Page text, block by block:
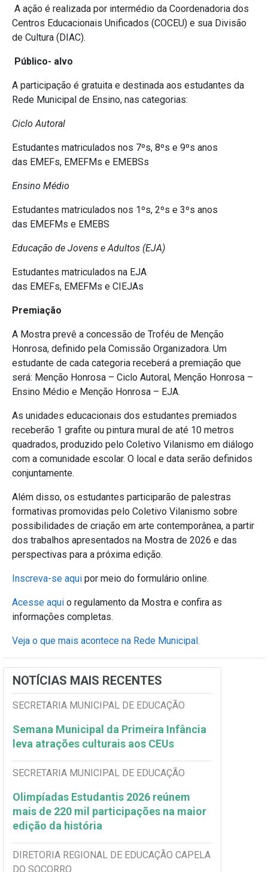
A ação é realizada por intermédio da Coordenadoria dos
Centros Educacionais Unificados (COCEU) e sua Divisão
de Cultura (DIAC).
Público- alvo
A participação é gratuita e destinada aos estudantes da
Rede Municipal de Ensino, nas categorias:
Ciclo Autoral
Estudantes matriculados nos 7ºs, 8ºs e 9ºs anos
das EMEFs, EMEFMs e EMEBSs
Ensino Médio
Estudantes matriculados nos 1ºs, 2ºs e 3ºs anos
das EMEFMs e EMEBS
Educação de Jovens e Adultos (EJA)
Estudantes matriculados na EJA
das EMEFs, EMEFMs e CIEJAs
Premiação
A Mostra prevê a concessão de Troféu de Menção
Honrosa, definido pela Comissão Organizadora. Um
estudante de cada categoria receberá a premiação que
será: Menção Honrosa – Ciclo Autoral, Menção Honrosa –
Ensino Médio e Menção Honrosa – EJA.
As unidades educacionais dos estudantes premiados
receberão 1 grafite ou pintura mural de até 10 metros
quadrados, produzido pelo Coletivo Vilanismo em diálogo
com a comunidade escolar. O local e data serão definidos
conjuntamente.
Além disso, os estudantes participarão de palestras
formativas promovidas pelo Coletivo Vilanismo sobre
possibilidades de criação em arte contemporânea, a partir
dos trabalhos apresentados na Mostra de 2026 e das
perspectivas para a próxima edição.
Inscreva-se aqui por meio do formulário online.
Acesse aqui o regulamento da Mostra e confira as
informações completas.
Veja o que mais acontece na Rede Municipal.
NOTÍCIAS MAIS RECENTES
SECRETARIA MUNICIPAL DE EDUCAÇÃO
Semana Municipal da Primeira Infância
leva atrações culturais aos CEUs
SECRETARIA MUNICIPAL DE EDUCAÇÃO
Olimpíadas Estudantis 2026 reúnem
mais de 220 mil participações na maior
edição da história
DIRETORIA REGIONAL DE EDUCAÇÃO CAPELA
DO SOCORRO